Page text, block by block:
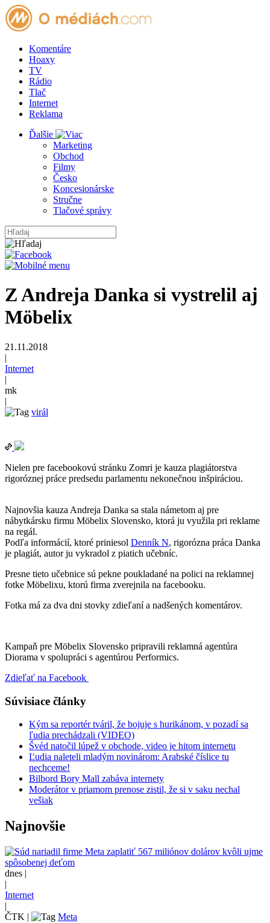
Komentáre
Hoaxy
TV
Rádio
Tlač
Internet
Reklama
Ďalšie
Marketing
Obchod
Filmy
Česko
Koncesionárske
Stručne
Tlačové správy
Z Andreja Danka si vystrelil aj
Möbelix
21.11.2018
|
Internet
|
mk
|
virál
Nielen pre facebookovú stránku Zomri je kauza plagiátorstva
rigoróznej práce predsedu parlamentu nekonečnou inšpiráciou.
Najnovšia kauza Andreja Danka sa stala námetom aj pre
nábytkársku firmu Möbelix Slovensko, ktorá ju využila pri reklame
na regál.
Podľa informácií, ktoré priniesol Denník N, rigorózna práca Danka
je plagiát, autor ju vykradol z piatich učebníc.
Presne tieto učebnice sú pekne poukladané na polici na reklamnej
fotke Möbelixu, ktorú firma zverejnila na facebooku.
Fotka má za dva dni stovky zdieľaní a nadšených komentárov.
Kampaň pre Möbelix Slovensko pripravili reklamná agentúra
Diorama v spolupráci s agentúrou Performics.
Zdieľať na Facebook
Súvisiace články
Kým sa reportér tváril, že bojuje s hurikánom, v pozadí sa
ľudia prechádzali (VIDEO)
Švéd natočil lúpež v obchode, video je hitom internetu
Ľudia naleteli mladým novinárom: Arabské číslice tu
nechceme!
Bilbord Bory Mall zabáva internety
Moderátor v priamom prenose zistil, že si v saku nechal
vešiak
Najnovšie
dnes |
|
Internet
|
ČTK | Meta